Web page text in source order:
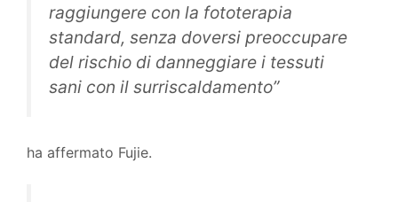
raggiungere con la fototerapia
standard, senza doversi preoccupare
del rischio di danneggiare i tessuti
sani con il surriscaldamento”
ha affermato Fujie.